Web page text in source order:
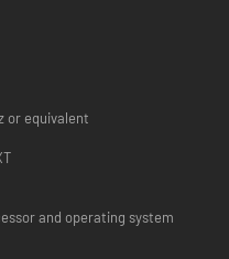
biomas a caminho do CUME,
Terás de vasculhar por
cuidado. Cada impedimento
or equivalent
and operating system